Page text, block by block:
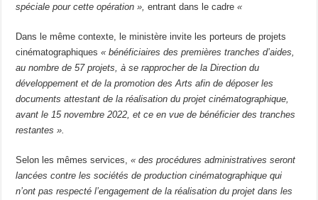
spéciale pour cette opération », entrant dans le cadre«
Dans le même contexte, le ministère invite les porteurs de projets
cinématographiques« bénéficiaires des premières tranches d’aides,
au nombre de 57 projets, à se rapprocher de la Direction du
développement et de la promotion des Arts afin de déposer les
documents attestant de la réalisation du projet cinématographique,
avant le 15 novembre 2022, et ce en vue de bénéficier des tranches
restantes ».
Selon les mêmes services,« des procédures administratives seront
lancées contre les sociétés de production cinématographique qui
n’ont pas respecté l’engagement de la réalisation du projet dans les